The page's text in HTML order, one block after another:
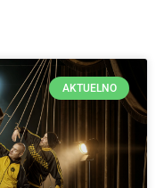
AKTUELNO